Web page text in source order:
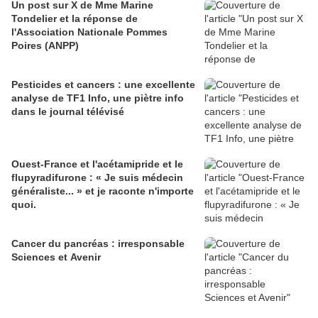
Un post sur X de Mme Marine
Tondelier et la réponse de
l'Association Nationale Pommes
Poires (ANPP)
Pesticides et cancers : une excellente
analyse de TF1 Info, une piètre info
dans le journal télévisé
Ouest-France et l'acétamipride et le
flupyradifurone : « Je suis médecin
généraliste... » et je raconte n'importe
quoi.
Cancer du pancréas : irresponsable
Sciences et Avenir